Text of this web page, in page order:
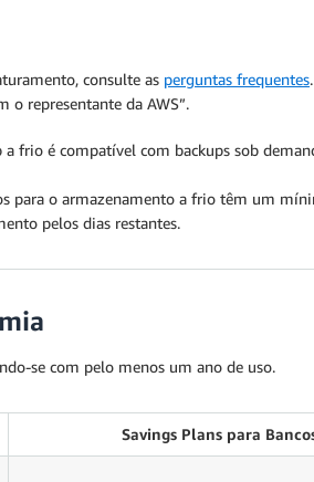
consulte as perguntas frequentes
o representante da AWS”.
frio é compatível com backups sob
para o armazenamento a frio têm um
pelos dias restantes.
se com pelo menos um ano de uso.
Savings Plans para